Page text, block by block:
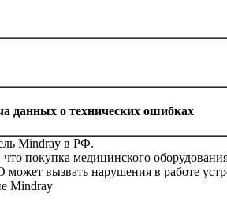
данных о технических ошибках
Mindray в РФ.
покупка медицинского
вызвать нарушения в работе
Mindray